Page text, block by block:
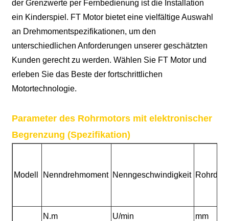
der Grenzwerte per Fernbedienung ist die Installation
ein Kinderspiel. FT Motor bietet eine vielfältige Auswahl
an Drehmomentspezifikationen, um den
unterschiedlichen Anforderungen unserer geschätzten
Kunden gerecht zu werden. Wählen Sie FT Motor und
erleben Sie das Beste der fortschrittlichen
Motortechnologie.
Parameter des Rohrmotors mit elektronischer
Begrenzung (Spezifikation)
Modell Nenndrehmoment Nenngeschwindigkeit
N.m U/min mm